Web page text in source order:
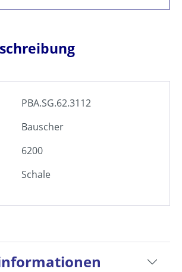
PBA.SG.62.3112
Bauscher
6200
Schale